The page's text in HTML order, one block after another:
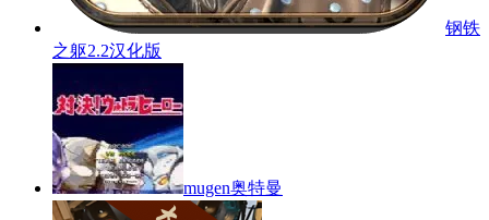
钢铁
之躯2.2汉化版
mugen奥特曼